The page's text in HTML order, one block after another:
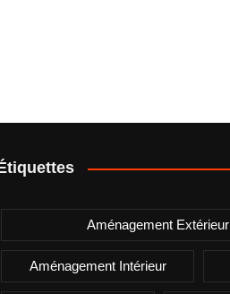
Aménagement Extérieur
Aménagement Intérieur